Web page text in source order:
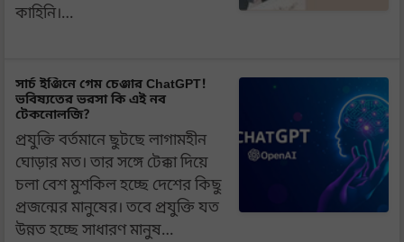
কাহিনি।…
সার্চ ইঞ্জিনে গেম চেঞ্জার ChatGPT!
ভবিষ্যতের ভরসা কি এই নব
টেকনোলজি?
প্রযুক্তি বর্তমানে ছুটছে লাগামহীন
ঘোড়ার মত। তার সঙ্গে টেক্কা দিয়ে
চলা বেশ মুশকিল হচ্ছে দেশের কিছু
প্রজন্মের মানুষের। তবে প্রযুক্তি যত
উন্নত হচ্ছে সাধারণ মানুষ…